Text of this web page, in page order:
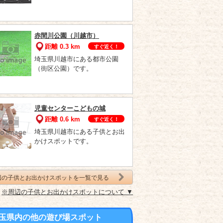
赤間川公園（川越市）
距離 0.3 km
すぐ近く！
埼玉県川越市にある都市公園
（街区公園）です。
児童センターこどもの城
距離 0.6 km
すぐ近く！
埼玉県川越市にある子供とお出
かけスポットです。
の子供とお出かけスポットを一覧で見る
※周辺の子供とお出かけスポットについて ▼
県内の他の遊び場スポット